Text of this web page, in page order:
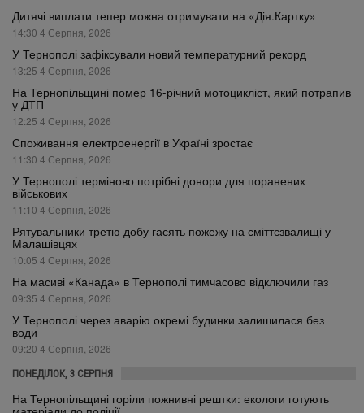
Дитячі виплати тепер можна отримувати на «Дія.Картку»
14:30 4 Серпня, 2026
У Тернополі зафіксували новий температурний рекорд
13:25 4 Серпня, 2026
На Тернопільщині помер 16-річний мотоцикліст, який потрапив
у ДТП
12:25 4 Серпня, 2026
Споживання електроенергії в Україні зростає
11:30 4 Серпня, 2026
У Тернополі терміново потрібні донори для поранених
військових
11:10 4 Серпня, 2026
Рятувальники третю добу гасять пожежу на сміттєзвалищі у
Малашівцях
10:05 4 Серпня, 2026
На масиві «Канада» в Тернополі тимчасово відключили газ
09:35 4 Серпня, 2026
У Тернополі через аварію окремі будинки залишилася без
води
09:20 4 Серпня, 2026
ПОНЕДІЛОК, 3 СЕРПНЯ
На Тернопільщині горіли пожнивні рештки: екологи готують